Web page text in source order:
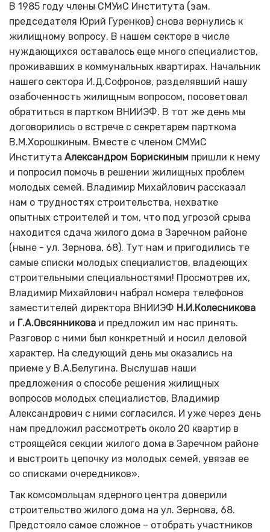
В 1985 году члены СМУиС Института (зам.
председателя Юрий Гуренков) снова вернулись к
жилищному вопросу. В нашем секторе в числе
нуждающихся оставалось еще много специалистов,
проживавших в коммунальных квартирах. Начальник
нашего сектора И.Д.Софронов, разделявший нашу
озабоченность жилищным вопросом, посоветовал
обратиться в партком ВНИИЭФ. В тот же день мы
договорились о встрече с секретарем парткома
В.М.Хорошкиным. Вместе с членом СМУиС
Института Александром Борискиным пришли к нему
и попросил помочь в решении жилищных проблем
молодых семей. Владимир Михайлович рассказал
нам о трудностях строительства, нехватке
опытных строителей и том, что под угрозой срыва
находится сдача жилого дома в Заречном районе
(ныне - ул. Зернова, 68). Тут нам и пригодились те
самые списки молодых специалистов, владеющих
строительными специальностями! Просмотрев их,
Владимир Михайлович набрал номера телефонов
заместителей директора ВНИИЭФ Н.И.Колесникова
и Г.А.Овсянникова и предложил им нас принять.
Разговор с ними был конкретный и носил деловой
характер. На следующий день мы оказались на
приеме у В.А.Белугина. Выслушав наши
предложения о способе решения жи­лищных
вопросов молодых специалистов, Владимир
Александрович с ними согласился. И уже через день
нам предложил рассмотреть около 20 квартир в
строящейся секции жилого дома в Заречном районе
и выстроить цепочку из молодых семей, увязав ее
со списками очередников».
Так комсомольцам ядерного центра доверили
строительство жилого дома на ул. Зернова, 68.
Предстояло самое сложное – отобрать участников